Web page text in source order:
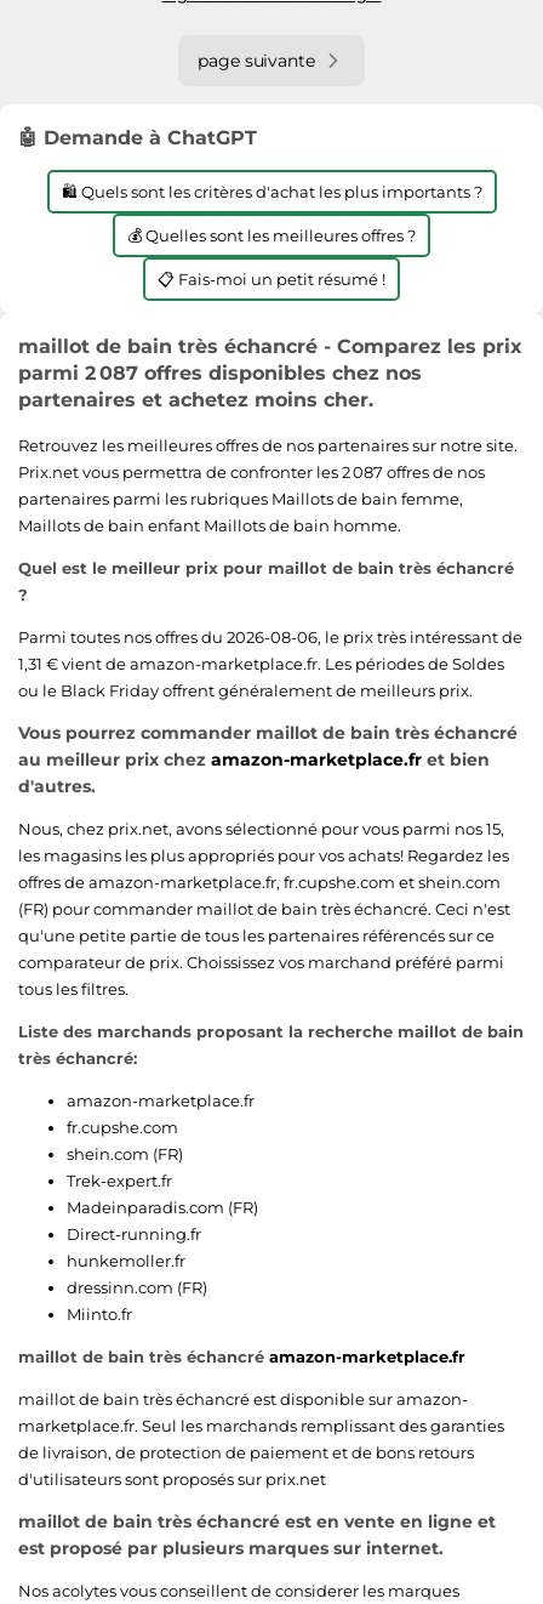
page suivante
🤖 Demande à ChatGPT
🛍️ Quels sont les critères d'achat les plus importants ?
💰 Quelles sont les meilleures offres ?
📋 Fais-moi un petit résumé !
maillot de bain très échancré - Comparez les prix
parmi 2 087 offres disponibles chez nos
partenaires et achetez moins cher.
Retrouvez les meilleures offres de nos partenaires sur notre site.
Prix.net vous permettra de confronter les 2 087 offres de nos
partenaires parmi les rubriques Maillots de bain femme,
Maillots de bain enfant Maillots de bain homme.
Quel est le meilleur prix pour maillot de bain très échancré
?
Parmi toutes nos offres du 2026-08-06, le prix très intéressant de
1,31 € vient deamazon-marketplace.fr. Les périodes de Soldes
ou le Black Friday offrent généralement de meilleurs prix.
Vous pourrez commander maillot de bain très échancré
au meilleur prix chez amazon-marketplace.fr et bien
d'autres.
Nous, chez prix.net, avons sélectionné pour vous parmi nos 15,
les magasins les plus appropriés pour vos achats! Regardez les
offres deamazon-marketplace.fr, fr.cupshe.com etshein.com
(FR) pour commander maillot de bain très échancré. Ceci n'est
qu'une petite partie de tous les partenaires référencés sur ce
comparateur de prix. Choississez vos marchand préféré parmi
tous les filtres.
Liste des marchands proposant la recherche maillot de bain
très échancré:
amazon-marketplace.fr
fr.cupshe.com
shein.com (FR)
Trek-expert.fr
Madeinparadis.com (FR)
Direct-running.fr
hunkemoller.fr
dressinn.com (FR)
Miinto.fr
maillot de bain très échancré amazon-marketplace.fr
maillot de bain très échancré est disponible suramazon-
marketplace.fr. Seul les marchands remplissant des garanties
de livraison, de protection de paiement et de bons retours
d'utilisateurs sont proposés sur prix.net
maillot de bain très échancré est en vente en ligne et
est proposé par plusieurs marques sur internet.
Nos acolytes vous conseillent de considerer les marques